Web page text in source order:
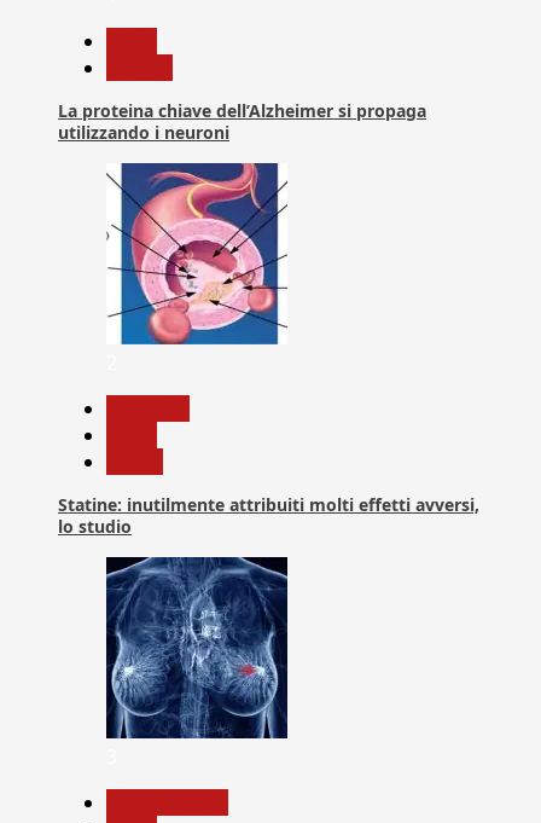
La proteina chiave dell’Alzheimer si propaga
utilizzando i neuroni
Statine: inutilmente attribuiti molti effetti avversi,
lo studio